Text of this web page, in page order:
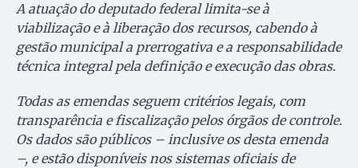
A atuação do deputado federal limita-se à
viabilização e à liberação dos recursos, cabendo à
gestão municipal a prerrogativa e a responsabilidade
técnica integral pela definição e execução das obras.
Todas as emendas seguem critérios legais, com
transparência e fiscalização pelos órgãos de controle.
Os dados são públicos – inclusive os desta emenda
–, e estão disponíveis nos sistemas oficiais de